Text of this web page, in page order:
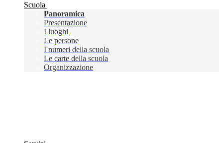
Scuola
Panoramica
Presentazione
I luoghi
Le persone
I numeri della scuola
Le carte della scuola
Organizzazione